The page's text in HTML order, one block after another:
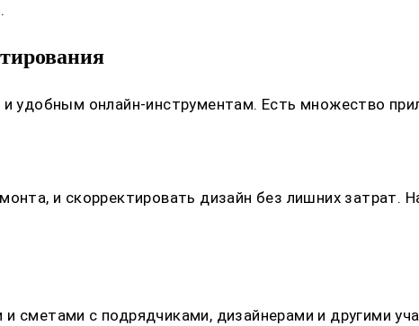
удобным онлайн-инструментам. Есть множество
и скорректировать дизайн без лишних затрат.
сметами с подрядчиками, дизайнерами и другими